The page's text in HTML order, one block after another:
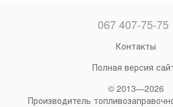
067 407-75-75
Контакты
Полная версия
© 2013—2026
Производитель